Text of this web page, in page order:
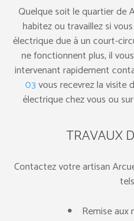
Quelque soit le quartier de
habitez ou travaillez si
électrique due à un court-
ne fonctionnent plus, il
intervenant rapidement
03vous recevrez la visite
électrique chez vous ou
TRAVAUX
Contactez votre artisan
Remise aux